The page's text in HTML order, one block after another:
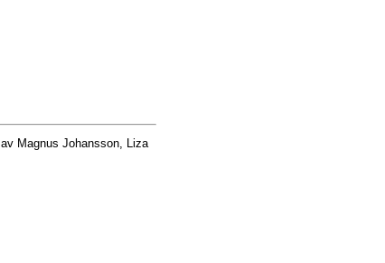
av Magnus Johansson, Liza